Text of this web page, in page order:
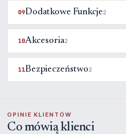
09Dodatkowe Funkcje2
10Akcesoria2
11Bezpieczeństwo2
OPINIE KLIENTÓW
Co mówią klienci